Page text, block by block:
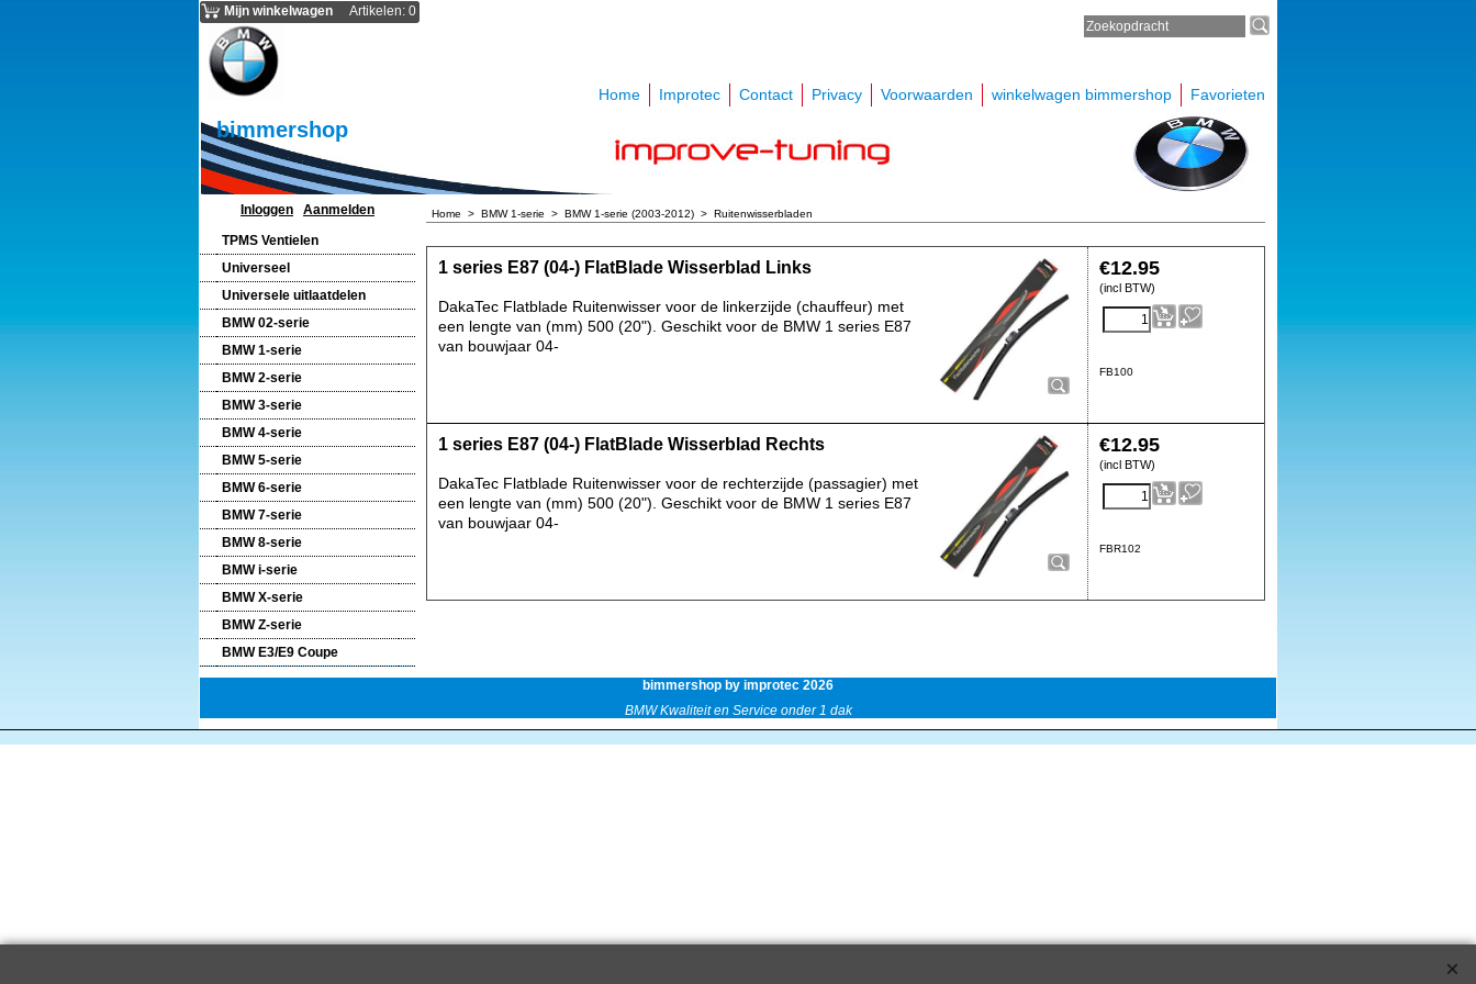
bimmershop
Mijn winkelwagen Artikelen: 0
Home Improtec Contact Privacy Voorwaarden winkelwagen bimmershop Favorieten
Inloggen
Aanmelden
TPMS Ventielen
Universeel
Universele uitlaatdelen
BMW 02-serie
BMW 1-serie
BMW 2-serie
BMW 3-serie
BMW 4-serie
BMW 5-serie
BMW 6-serie
BMW 7-serie
BMW 8-serie
BMW i-serie
BMW X-serie
BMW Z-serie
BMW E3/E9 Coupe
Home > BMW 1-serie > BMW 1-serie (2003-2012) > Ruitenwisserbladen
€12.95
(incl BTW)
FB100
1 series E87 (04-) FlatBlade Wisserblad Links
DakaTec Flatblade Ruitenwisser voor de linkerzijde (chauffeur) met
een lengte van (mm) 500 (20"). Geschikt voor de BMW 1 series E87
van bouwjaar 04-
€12.95
(incl BTW)
FBR102
1 series E87 (04-) FlatBlade Wisserblad Rechts
DakaTec Flatblade Ruitenwisser voor de rechterzijde (passagier) met
een lengte van (mm) 500 (20"). Geschikt voor de BMW 1 series E87
van bouwjaar 04-
bimmershop by improtec 2026
BMW Kwaliteit en Service onder 1 dak